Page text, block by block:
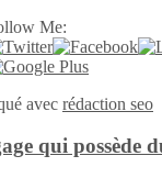
Me:
avec rédaction seo
qui possède